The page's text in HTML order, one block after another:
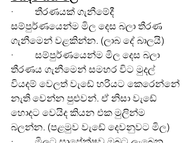
·         තීරණයක් ගැනීමේදී
සම්පුර්ණයෙන්ම මිල දෙස බලා තීරණ
ගැනීමෙන් වළකින්න. (ලාබ දේ බාලයි)
·         සම්පුර්ණයෙන්ම මිල දෙස බලා
තීරණය ගැනීමෙන් සමහර විට මුදල්
වියදම් වෙලත් වැඩේ හරියට කෙරෙන්නේ
නැති වෙන්න පුළුවන්. ඒ නිසා වැඩේ
හොදට වෙයිද කියන එක මුලින්ම
බලන්න. (පළමුව වැඩේ දෙවනුවට මිල)